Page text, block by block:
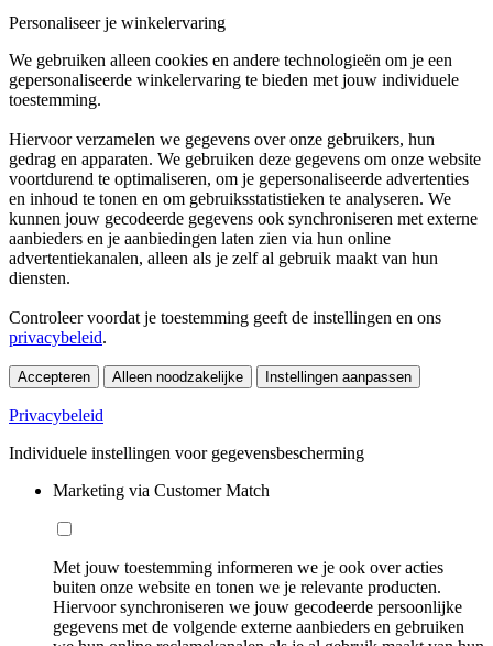
Personaliseer je winkelervaring
We gebruiken alleen cookies en andere technologieën om je een
gepersonaliseerde winkelervaring te bieden met jouw individuele
toestemming.
Hiervoor verzamelen we gegevens over onze gebruikers, hun
gedrag en apparaten. We gebruiken deze gegevens om onze website
voortdurend te optimaliseren, om je gepersonaliseerde advertenties
en inhoud te tonen en om gebruiksstatistieken te analyseren. We
kunnen jouw gecodeerde gegevens ook synchroniseren met externe
aanbieders en je aanbiedingen laten zien via hun online
advertentiekanalen, alleen als je zelf al gebruik maakt van hun
diensten.
Controleer voordat je toestemming geeft de instellingen en ons
privacybeleid.
Accepteren Alleen noodzakelijke Instellingen aanpassen
Privacybeleid
Individuele instellingen voor gegevensbescherming
Marketing via Customer Match
Met jouw toestemming informeren we je ook over acties
buiten onze website en tonen we je relevante producten.
Hiervoor synchroniseren we jouw gecodeerde persoonlijke
gegevens met de volgende externe aanbieders en gebruiken